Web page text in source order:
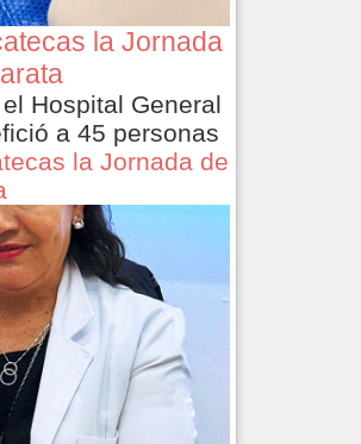
la Jornada
Hospital General
a 45 personas
la Jornada de